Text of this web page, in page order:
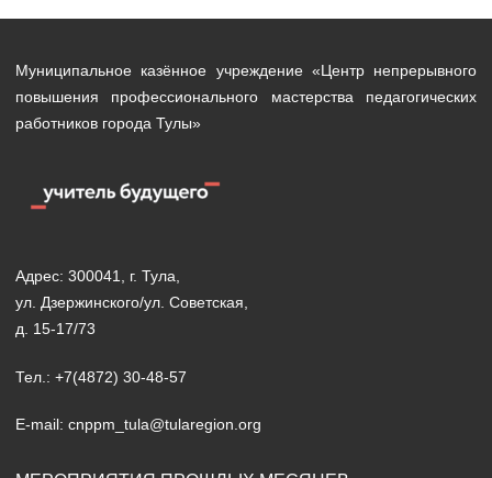
Муниципальное казённое учреждение «Центр непрерывного
повышения профессионального мастерства педагогических
работников города Тулы»
Адрес: 300041, г. Тула,
ул. Дзержинского/ул. Советская,
д. 15-17/73
Тел.: +7(4872) 30-48-57
E-mail: cnppm_tula@tularegion.org